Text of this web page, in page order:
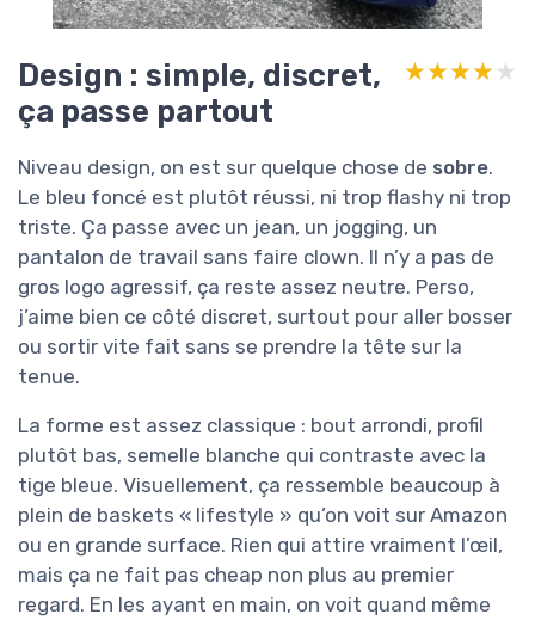
Design : simple, discret,
ça passe partout
★★★★★
★★★★★
Niveau design, on est sur quelque chose de sobre.
Le bleu foncé est plutôt réussi, ni trop flashy ni trop
triste. Ça passe avec un jean, un jogging, un
pantalon de travail sans faire clown. Il n’y a pas de
gros logo agressif, ça reste assez neutre. Perso,
j’aime bien ce côté discret, surtout pour aller bosser
ou sortir vite fait sans se prendre la tête sur la
tenue.
La forme est assez classique : bout arrondi, profil
plutôt bas, semelle blanche qui contraste avec la
tige bleue. Visuellement, ça ressemble beaucoup à
plein de baskets « lifestyle » qu’on voit sur Amazon
ou en grande surface. Rien qui attire vraiment l’œil,
mais ça ne fait pas cheap non plus au premier
regard. En les ayant en main, on voit quand même